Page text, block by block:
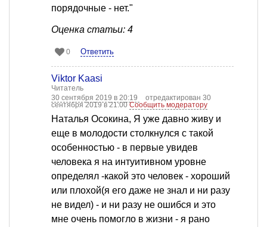
порядочные - нет."
Оценка статьи: 4
0 Ответить
Viktor Kaasi
Читатель
30 сентября 2019 в 20:19
отредактирован 30
сентября 2019 в 21:00Сообщить модератору
Наталья Осокина, Я уже давно живу и
еще в молодости столкнулся с такой
особенностью - в первые увидев
человека я на интуитивном уровне
определял -какой это человек - хороший
или плохой(я его даже не знал и ни разу
не видел) - и ни разу не ошибся и это
мне очень помогло в жизни - я рано